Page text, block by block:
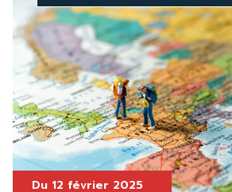
Du 12 février 2025